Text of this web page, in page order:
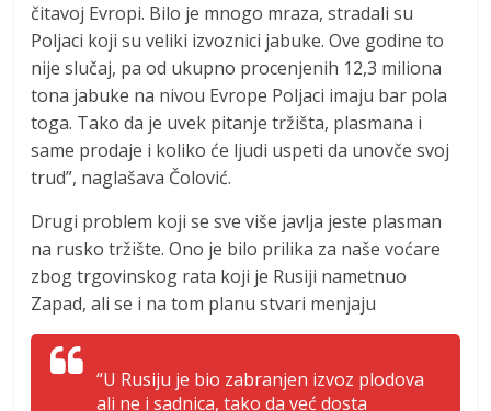
čitavoj Evropi. Bilo je mnogo mraza, stradali su
Poljaci koji su veliki izvoznici jabuke. Ove godine to
nije slučaj, pa od ukupno procenjenih 12,3 miliona
tona jabuke na nivou Evrope Poljaci imaju bar pola
toga. Tako da je uvek pitanje tržišta, plasmana i
same prodaje i koliko će ljudi uspeti da unovče svoj
trud”, naglašava Čolović.
Drugi problem koji se sve više javlja jeste plasman
na rusko tržište. Ono je bilo prilika za naše voćare
zbog trgovinskog rata koji je Rusiji nametnuo
Zapad, ali se i na tom planu stvari menjaju
“U Rusiju je bio zabranjen izvoz plodova
ali ne i sadnica, tako da već dosta